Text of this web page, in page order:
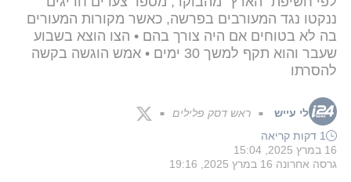
ננקטו נגד המעורבים בפרשה, כאשר מקורות המעורים
בה לא בטוחים אם היה צורך בהם • הצו הוצא בשבוע
שעבר והוא תקף למשך 30 ימים • אמש הוגשה בקשה
להסרתו
לי עייש ■ ראש דסק פלילים ■
1 דקות קריאה
16 במרץ 2025, 15:04
גרסה אחרונה 16 במרץ 2025, 19:16